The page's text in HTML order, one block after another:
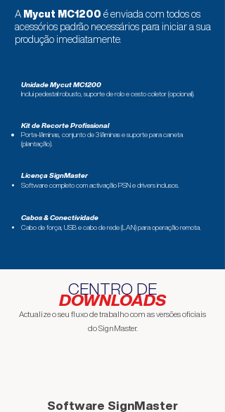
A Mycut MC1200 é enviada com todos os
acessórios padrão necessários para iniciar a sua
produção imediatamente.
Unidade Mycut MC1200
Inclui pedestal robusto, suporte de rolo e cesto coletor (opcional).
Kit de Recorte Profissional
Porta-lâminas, conjunto de 3 lâminas e suporte para caneta
(plantação).
Licença SignMaster
Software completo com activação PSN e drivers inclusos.
Cabos & Conectividade
Cabo de força, USB e cabo de rede (LAN) para operação remota.
CENTRO DE
DOWNLOADS
Actualize o seu fluxo de trabalho com as versões oficiais
do SignMaster.
Software SignMaster